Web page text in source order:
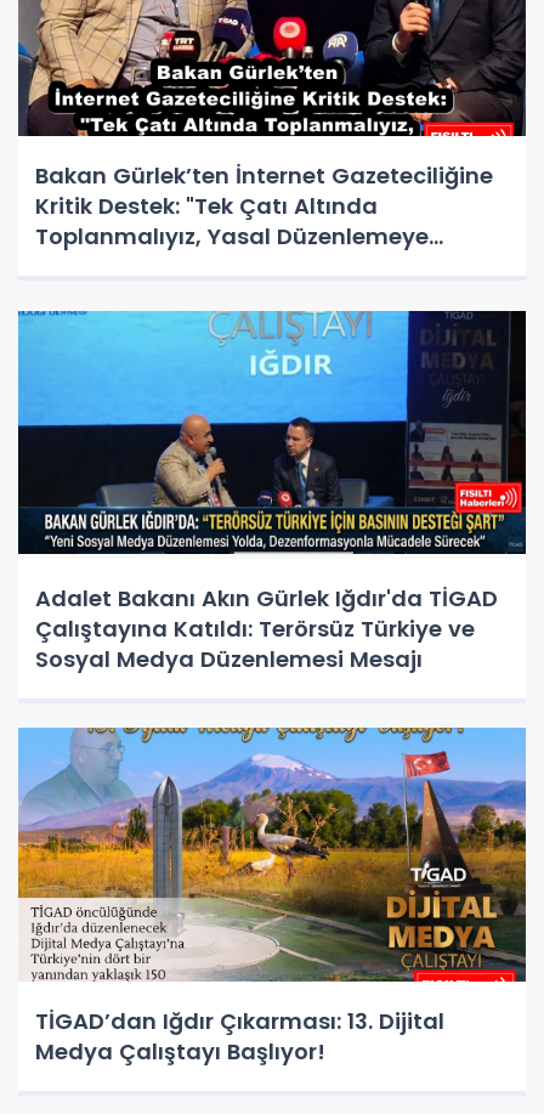
Bakan Gürlek’ten İnternet Gazeteciliğine
Kritik Destek: "Tek Çatı Altında
Toplanmalıyız, Yasal Düzenlemeye
Adalet Bakanı Akın Gürlek Iğdır'da TİGAD
Çalıştayına Katıldı: Terörsüz Türkiye ve
Sosyal Medya Düzenlemesi Mesajı
TİGAD’dan Iğdır Çıkarması: 13. Dijital
Medya Çalıştayı Başlıyor!